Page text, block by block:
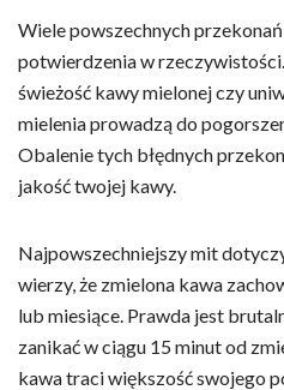
Wiele powszechnych
potwierdzenia w
świeżość kawy mielonej czy
mielenia prowadzą do
Obalenie tych błędnych
jakość twojej kawy.
Najpowszechniejszy mit
wierzy, że zmielona kawa
lub miesiące. Prawda jest
zanikać w ciągu 15 minut od
kawa traci większość swojego